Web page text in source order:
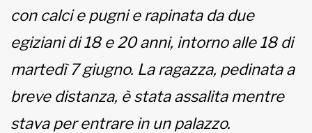
EDB edizioni - Via Brivio angolo C.
Imbonati, 89 20159 Milano (Italia)
Informativa sulla privacy
con calci e pugni e rapinata da due
egiziani di 18 e 20 anni, intorno alle 18 di
martedì 7 giugno. La ragazza, pedinata a
breve distanza, è stata assalita mentre
stava per entrare in un palazzo.